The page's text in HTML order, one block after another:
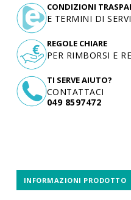
TI SERVE AIUTO?
CONTATTACI
049 8597472
CONDIZIONI
E TERMINI DI
REGOLE CHIARE
PER RIMBORSI E
INFORMAZIONI PRODOTTO